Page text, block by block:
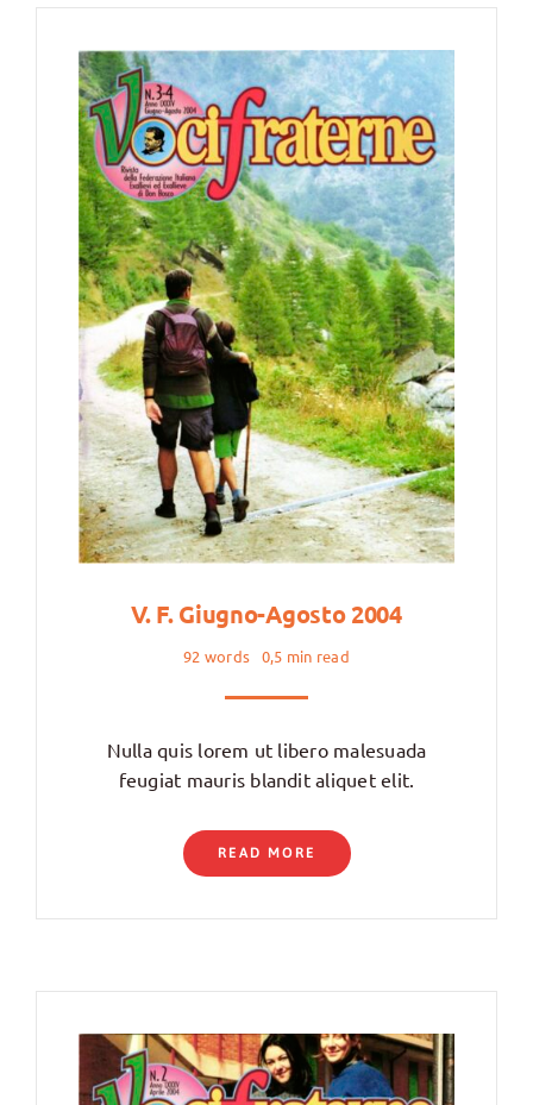
V. F. Giugno-Agosto 2004
92 words 0,5 min read
Nulla quis lorem ut libero malesuada
feugiat mauris blandit aliquet elit.
READ MORE